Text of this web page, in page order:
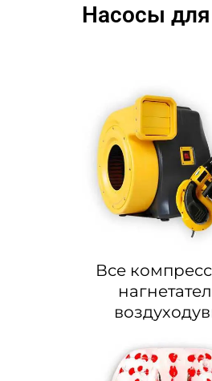
Насосы
Все